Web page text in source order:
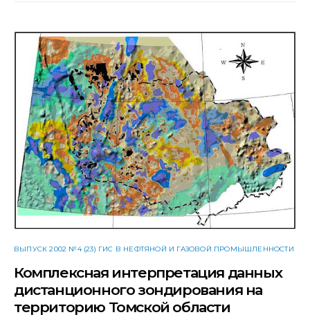
ВЫПУСК 2002 №4 (23) ГИС В НЕФТЯНОЙ И ГАЗОВОЙ ПРОМЫШЛЕННОСТИ
Комплексная интерпретация данных
дистанционного зондирования на
территорию Томской области